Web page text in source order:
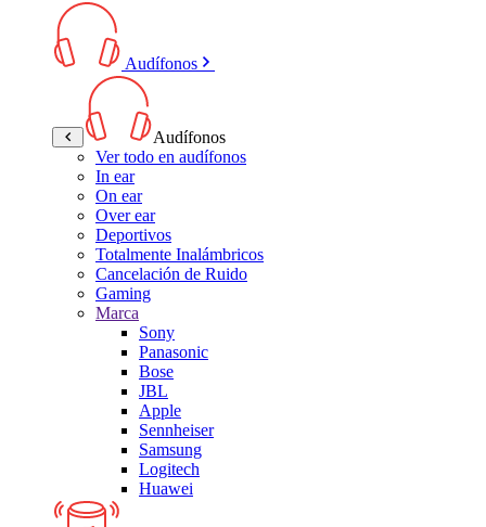
Audífonos
Audífonos
Ver todo en audífonos
In ear
On ear
Over ear
Deportivos
Totalmente Inalámbricos
Cancelación de Ruido
Gaming
Marca
Sony
Panasonic
Bose
JBL
Apple
Sennheiser
Samsung
Logitech
Huawei